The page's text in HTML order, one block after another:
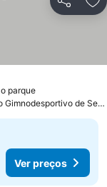
Partilhar
parque
a 18.9 km de Pavilhão Gimnodesportivo de Serpins
Ver preços